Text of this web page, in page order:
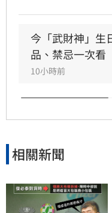
產；生肖狗偏財
調，無論生肖為
能祈求聖帝祖庇佑
好運勢，建議民眾
財。
今「武財神」生
品、禁忌一次看
10小時前
相關新聞